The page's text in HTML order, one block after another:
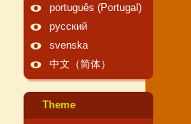
português (Portugal)
русский
svenska
中文（简体）
Theme